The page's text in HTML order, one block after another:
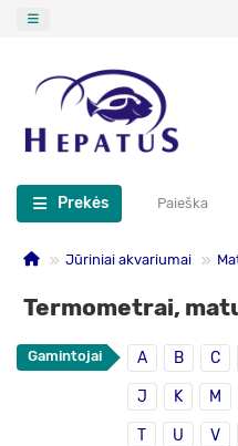
Prekės
Jūriniai akvariumai
Termometrai,
Gamintojai A B C
J K M
T U V